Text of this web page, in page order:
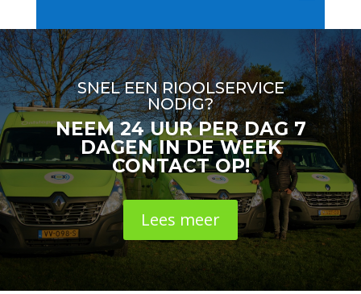
SNEL EEN RIOOLSERVICE
NODIG?
NEEM 24 UUR PER DAG 7
DAGEN IN DE WEEK
CONTACT OP!
Lees meer